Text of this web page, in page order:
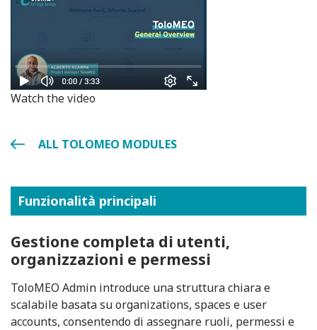
Watch the video
ALL TOLOMEO MODULES
Funzionalità principali
Gestione completa di utenti,
organizzazioni e permessi
ToloMEO Admin introduce una struttura chiara e
scalabile basata su organizations, spaces e user
accounts, consentendo di assegnare ruoli, permessi e